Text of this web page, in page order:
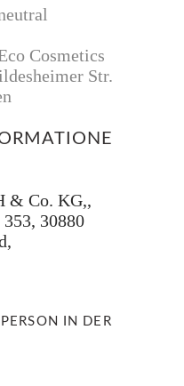
Cosmetics
Str.
& Co. KG,,
30880
IN DER